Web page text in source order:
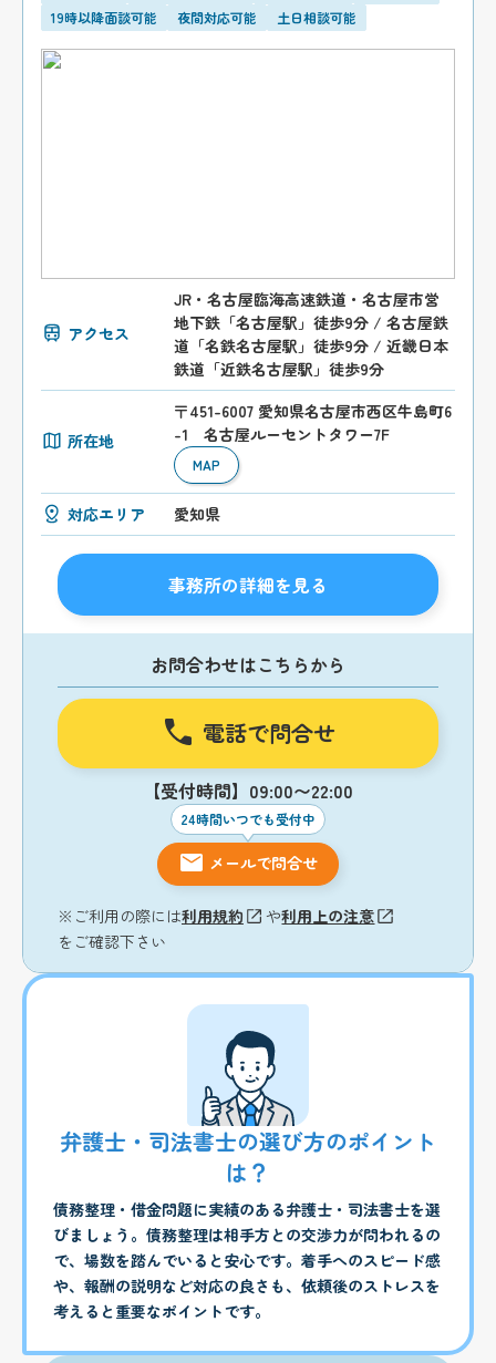
19時以降面談可能 夜間対応可能 土日相談可能
アクセス
JR・名古屋臨海高速鉄道・名古屋市営
地下鉄「名古屋駅」徒歩9分 / 名古屋鉄
道「名鉄名古屋駅」徒歩9分 / 近畿日本
鉄道「近鉄名古屋駅」徒歩9分
所在地
〒451-6007 愛知県名古屋市西区牛島町6
-1 名古屋ルーセントタワー7F
MAP
対応エリア 愛知県
事務所の詳細を見る
お問合わせはこちらから
電話で問合せ
【受付時間】09:00〜22:00
24時間いつでも受付中
メールで問合せ
※ご利用の際には利用規約 や利用上の注意
をご確認下さい
弁護士・司法書士の選び方のポイント
は？
債務整理・借金問題に実績のある弁護士・司法書士を選
びましょう。債務整理は相手方との交渉力が問われるの
で、場数を踏んでいると安心です。着手へのスピード感
や、報酬の説明など対応の良さも、依頼後のストレスを
考えると重要なポイントです。